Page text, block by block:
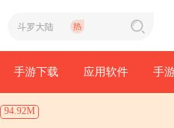
手游下载 应用软件 手
94.92M